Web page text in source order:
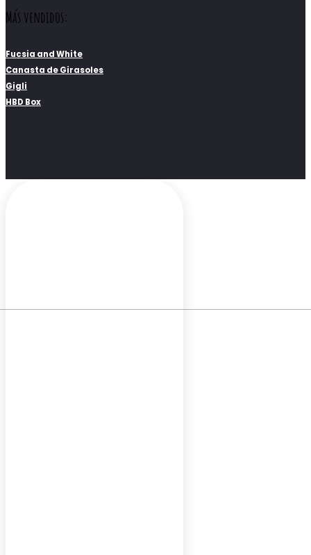
Más vendidos:
Fucsia and White
Canasta de Girasoles
Gigli
HBD Box